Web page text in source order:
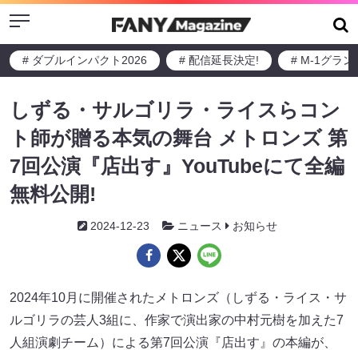
Menu
# ダブルインパクト2026 # 配信延長決定! # M-1グラン
しずる・サルゴリラ・ライスらコン
ト師が贈る本気の舞台 メトロンズ 第
7回公演『店出す』YouTubeにて全編
無料公開!
2024-12-23 ニュース お知らせ
2024年10月に開催されたメトロンズ（しずる・ライス・サ
ルゴリラの芸人3組に、作家で演出家の中村元樹を加えた7
人組演劇チーム）による第7回公演『店出す』の本編が、